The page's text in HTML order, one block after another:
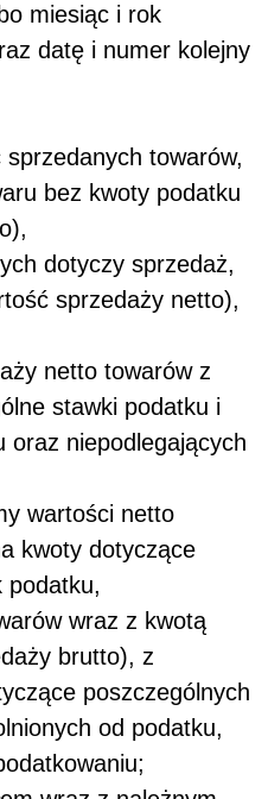
miesiąc i rok
datę i numer kolejny
towarów,
bez kwoty podatku
dotyczy sprzedaż,
sprzedaży netto),
netto towarów z
stawki podatku i
oraz niepodlegających
wartości netto
kwoty dotyczące
podatku,
wraz z kwotą
brutto), z
poszczególnych
od podatku,